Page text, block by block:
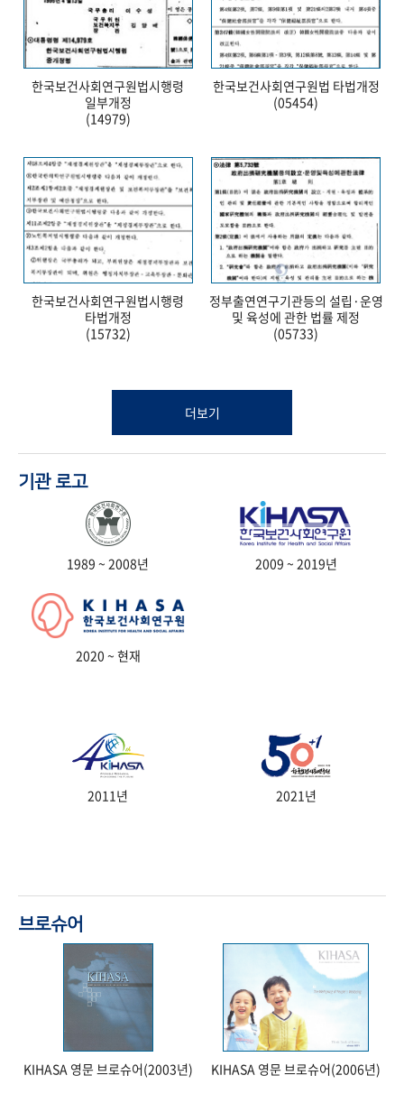
한국보건사회연구원법시행령
일부개정
(14979)
한국보건사회연구원법 타법개정
(05454)
한국보건사회연구원법시행령
타법개정
(15732)
정부출연연구기관등의 설립·운영
및 육성에 관한 법률 제정
(05733)
더보기
기관 로고
1989 ~ 2008년 2009 ~ 2019년
2020 ~ 현재
2011년 2021년
브로슈어
KIHASA 영문 브로슈어(2003년) KIHASA 영문 브로슈어(2006년)